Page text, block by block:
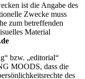
ist die Angabe des
Zwecke muss
zum betreffenden
Material
bzw. „editorial“
MOODS, dass die
des